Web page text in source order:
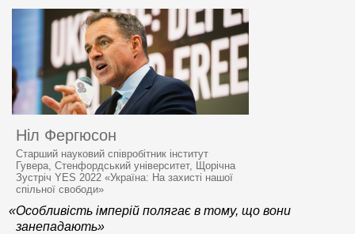
Ніл Фергюсон
Старший науковий співробітник інститут
Гувера, Стенфордський університет, Щорічна
Зустріч YES 2022 «Україна: На захисті нашої
спільної свободи»
«Особливість імперій полягає в тому, що вони
занепадають»